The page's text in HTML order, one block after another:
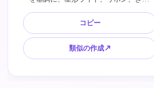
央余白、透明感のあるSNS背景、人物な
し、文字なし、公式ロゴなし、超高精
細。
コピー
類似の作成↗